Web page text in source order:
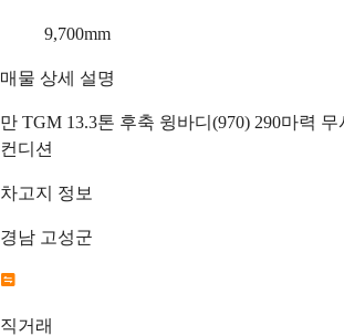
9,700mm
매물 상세 설명
만 TGM 13.3톤 후축 윙바디(970) 290마력
컨디션
차고지 정보
경남 고성군
직거래